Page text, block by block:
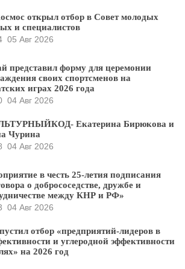
открыл отбор в Совет молодых
и специалистов
05 Авг 2026
представил форму для церемонии
своих спортсменов на
играх 2026 года
04 Авг 2026
Екатерина Бирюкова и
Чурина
04 Авг 2026
в честь 25-летия подписания
о добрососедстве, дружбе и
между КНР и РФ»
04 Авг 2026
отбор «предприятий-лидеров в
и углеродной эффективности
на 2026 год